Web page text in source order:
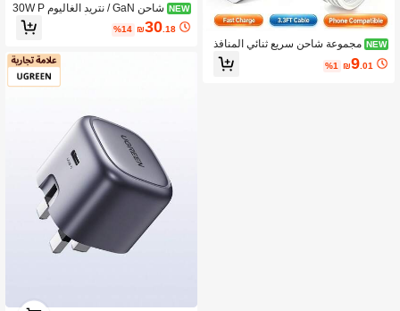
NEW مجموعة شاحن سريع ثنائي المنافذ
20 واط، محول شاحن حائط USB-A و U
SB-C، مع كابل شحن سريع USB-A إلى
₪9 .01
%1
NEW
شاحن GaN / نتريد الغاليوم 30W P
D فائق السرعة متعدد الألوان محمول قاب
ل للطي قابس EU USB C شاحن سفر م
هاتف المحمول للاستخدام المنزلي والرح
₪30.18
%14
1